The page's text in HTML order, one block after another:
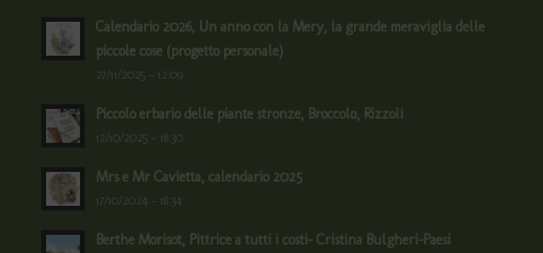
Calendario 2026, Un anno con la Mery, la grande meraviglia delle
piccole cose (progetto personale)
27/11/2025 - 12:09
Piccolo erbario delle piante stronze, Broccolo, Rizzoli
12/10/2025 - 18:30
Mrs e Mr Cavietta, calendario 2025
17/10/2024 - 18:34
Berthe Morisot, Pittrice a tutti i costi- Cristina Bulgheri-Paesi